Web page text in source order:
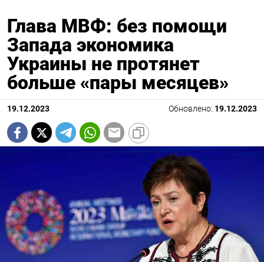
Глава МВФ: без помощи
Запада экономика
Украины не протянет
больше «пары месяцев»
19.12.2023 Обновлено: 19.12.2023